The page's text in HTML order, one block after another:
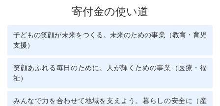
寄付金の使い道
子どもの笑顔が未来をつくる。未来のための事業（教育・育児
支援）
笑顔あふれる毎日のために。人が輝くための事業（医療・福
祉）
みんなで力を合わせて地域を支えよう。暮らしの安全に（産